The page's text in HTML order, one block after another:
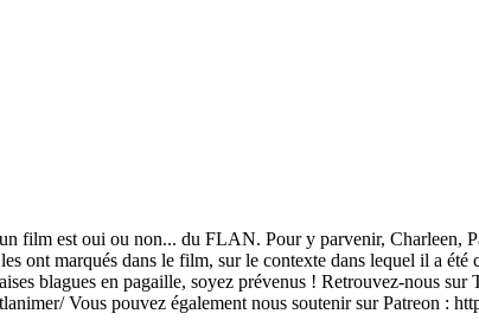
est oui ou non... du FLAN. Pour y parvenir, Charleen,
ont marqués dans le film, sur le contexte dans lequel il a été
blagues en pagaille, soyez prévenus ! Retrouvez-nous
Vous pouvez également nous soutenir sur Patreon :